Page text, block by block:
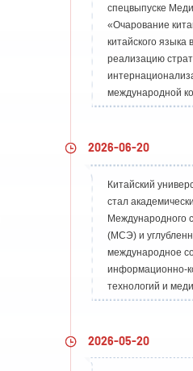
спецвыпуске
«Очарование
китайского
реализацию
международной
2026-06-20
Китайский
стал
Международного
(МСЭ) и
международное
информационно-
технологий и
2026-05-20